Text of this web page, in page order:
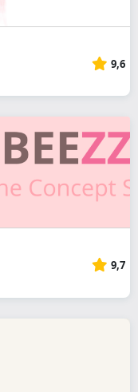
9,6
9,7